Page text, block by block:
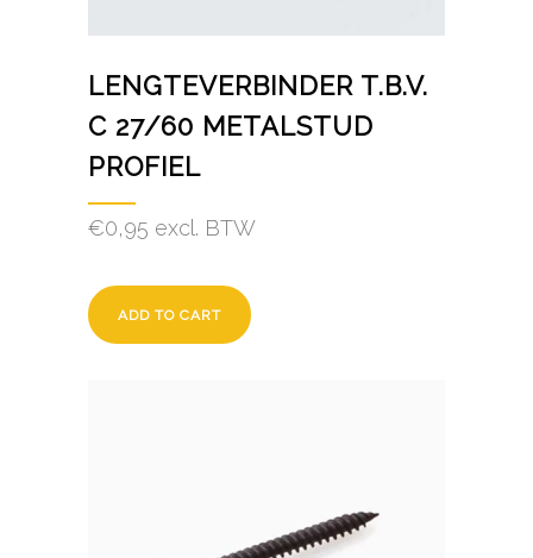
LENGTEVERBINDER T.B.V.
C 27/60 METALSTUD
PROFIEL
€0,95 excl. BTW
ADD TO CART